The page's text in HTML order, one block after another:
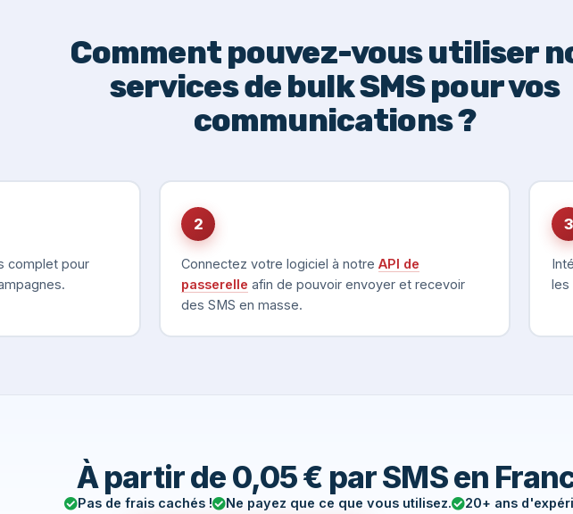
Comment pouvez-vous utiliser
services de bulk SMS pour vos
communications ?
complet pour
2
Connectez votre logiciel à notreAPI de
passerelle afin de pouvoir envoyer et recevoir
des SMS en masse.
3
les
À partir de 0,05 € par SMS en
Pas de frais cachés ! Ne payez que ce que vous utilisez. 20+ ans